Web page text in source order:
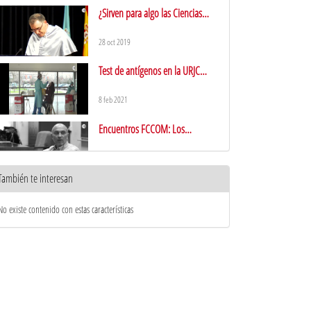
¿Sirven para algo las Ciencias
28 oct 2019
Test de antígenos en la URJC
8 feb 2021
Encuentros FCCOM: Los
18 feb 2021
te interesan
existe contenido con estas características